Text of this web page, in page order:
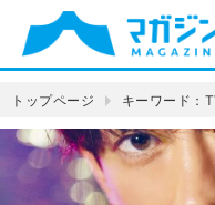
トップページ キーワード：